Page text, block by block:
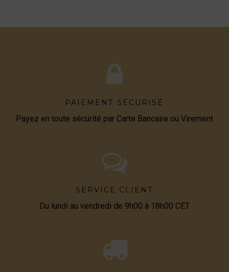
PAIEMENT SÉCURISÉ
Payez en toute sécurité par Carte Bancaire ou Virement
SERVICE CLIENT
Du lundi au vendredi de 9h00 à 18h00 CET